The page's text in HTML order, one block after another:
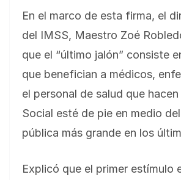
En el marco de esta firma, el
del IMSS, Maestro Zoé
que el “último jalón” consiste
que benefician a médicos,
el personal de salud que
Social esté de pie en medio
pública más grande en los
Explicó que el primer estímulo